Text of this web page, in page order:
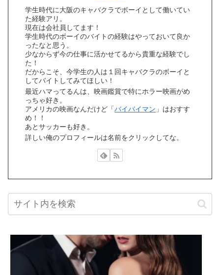
学生時代に大阪のキャバクラでボーイとして働いてい
た経験アリ。
現在は会社員してます！
学生時代のボーイのバイトの経験はやっておいて良か
ったなと思う。
少なからず今の仕事に活かせてるから貴重な経験でし
た！
だからこそ、今学生の人は１回キャバクラのボーイと
してバイトしてみてほしい！
最近ハマってるんは、映画鑑賞で特にホラー映画がめ
っちゃ好き。
アメリカの映画なんだけど「バイバイマン 」はおすす
め！！
あとサッカーも好き。
詳しい俺のプロフィールは名前をクリックしてな。